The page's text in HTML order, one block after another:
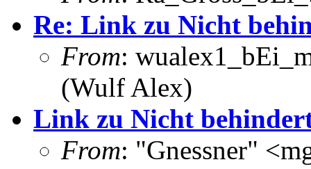
Re: Link zu Nicht
From:
(Wulf Alex)
Link zu Nicht
From: "Gnessner"